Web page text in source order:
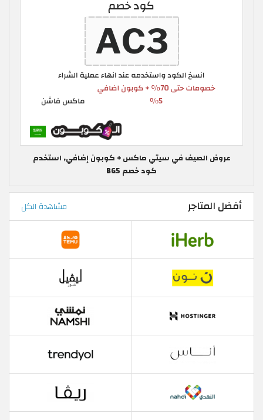
عروض الصيف في سيتي ماكس + كوبون إضافي, استخدم
كود خصم BG5
أفضل المتاجر مشاهدة الكل